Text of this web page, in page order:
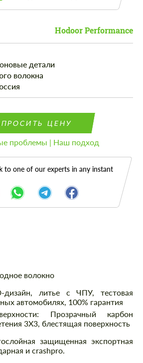
Hodoor Performance
детали
волокна
ЦЕНУ
проблемы | Наш подход
to one of our experts in any instant
волокно
дизайн, литье с ЧПУ, тестовая
автомобилях, 100% гарантия
Прозрачный карбон
3X3, блестящая поверхность
защищенная экспортная
и crashpro.